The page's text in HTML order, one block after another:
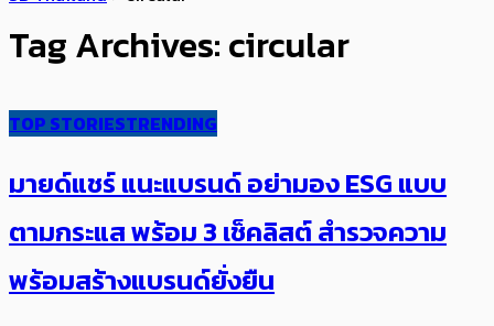
Tag Archives: circular
TOP STORIESTRENDING
มายด์แชร์ แนะแบรนด์ อย่ามอง ESG แบบ
ตามกระแส พร้อม 3 เช็คลิสต์ สำรวจความ
พร้อมสร้างแบรนด์ยั่งยืน